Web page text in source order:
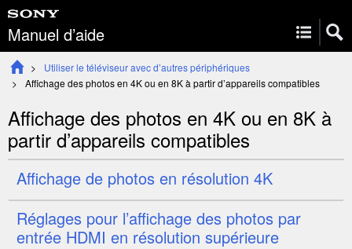
Manuel d’aide
Utiliser le téléviseur avec d’autres périphériques
Affichage des photos en 4K ou en 8Kà partir d’appareils compatibles
Affichage des photos en 4K ou en 8K à
partir d’appareils compatibles
Affichage de photos en résolution 4K
Réglages pour l’affichage des photos par
entrée HDMI en résolution supérieure